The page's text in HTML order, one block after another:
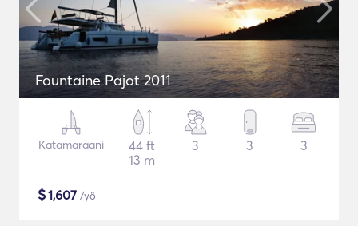
Fountaine Pajot 2011
Katamaraani
44 ft
13 m
3 3 3
$1,607 /yö